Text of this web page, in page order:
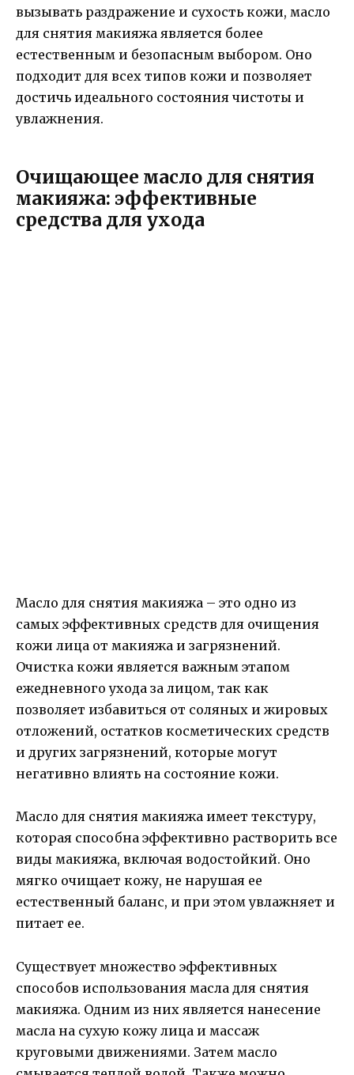
вызывать раздражение и сухость кожи, масло
для снятия макияжа является более
естественным и безопасным выбором. Оно
подходит для всех типов кожи и позволяет
достичь идеального состояния чистоты и
увлажнения.
Очищающее масло для снятия
макияжа: эффективные
средства для ухода
Масло для снятия макияжа – это одно из
самых эффективных средств для очищения
кожи лица от макияжа и загрязнений.
Очистка кожи является важным этапом
ежедневного ухода за лицом, так как
позволяет избавиться от соляных и жировых
отложений, остатков косметических средств
и других загрязнений, которые могут
негативно влиять на состояние кожи.
Масло для снятия макияжа имеет текстуру,
которая способна эффективно растворить все
виды макияжа, включая водостойкий. Оно
мягко очищает кожу, не нарушая ее
естественный баланс, и при этом увлажняет и
питает ее.
Существует множество эффективных
способов использования масла для снятия
макияжа. Одним из них является нанесение
масла на сухую кожу лица и массаж
круговыми движениями. Затем масло